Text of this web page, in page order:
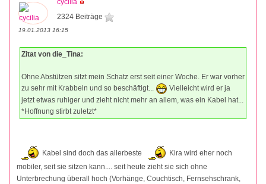
cycilia
2324 Beiträge
19.01.2013 16:15
Zitat von die_Tina:
Ohne Abstützen sitzt mein Schatz erst seit einer Woche. Er war vorher
zu sehr mit Krabbeln und so beschäftigt...
Vielleicht wird er ja
jetzt etwas ruhiger und zieht nicht mehr an allem, was ein Kabel hat...
*Hoffnung stirbt zuletzt*
Kabel sind doch das allerbeste
Kira wird eher noch
mobiler, seit sie sitzen kann.... seit heute zieht sie sich ohne
Unterbrechung überall hoch (Vorhänge, Couchtisch, Fernsehschrank,